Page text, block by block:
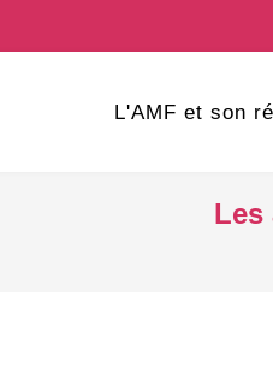
L'AMF et son
Les